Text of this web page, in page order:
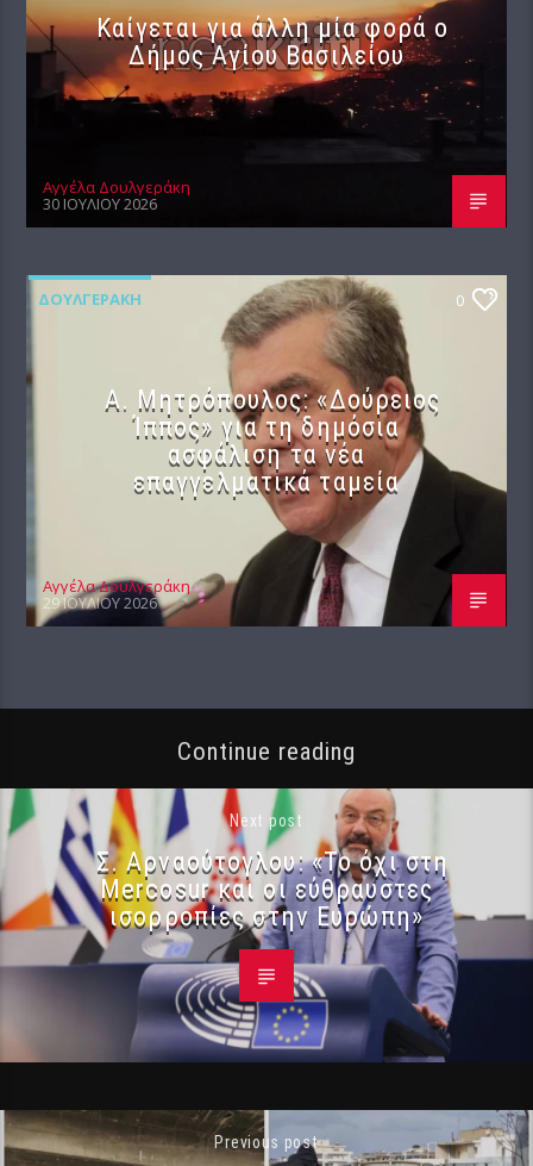
Καίγεται για άλλη μία φορά ο
Δήμος Αγίου Βασιλείου
Αγγέλα Δουλγεράκη
30 ΙΟΥΛΊΟΥ 2026
ΔΟΥΛΓΕΡΆΚΗ 0
Α. Μητρόπουλος: «Δούρειος
Ίππος» για τη δημόσια
ασφάλιση τα νέα
επαγγελματικά ταμεία
Αγγέλα Δουλγεράκη
29 ΙΟΥΛΊΟΥ 2026
Continue reading
Next post
Σ. Αρναούτογλου: «Το όχι στη
Mercosur και οι εύθραυστες
ισορροπίες στην Ευρώπη»
Previous post